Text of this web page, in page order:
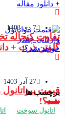
7 دی 1403
تفاوت کنجاله
گلوتن ذرت +
27 آذر 1403
قیمت
شد؟!
برچسب ها
اتانول سوخت